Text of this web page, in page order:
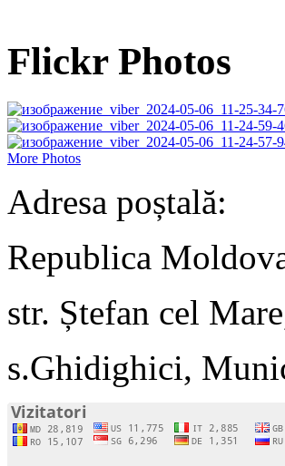
Flickr Photos
More Photos
Adresa poștală:
Republica
str. Ștefan cel
s.Ghidighici,